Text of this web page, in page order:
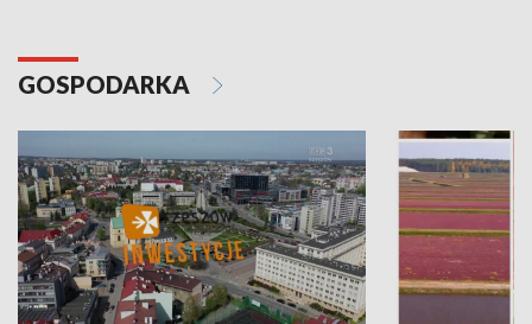
GOSPODARKA